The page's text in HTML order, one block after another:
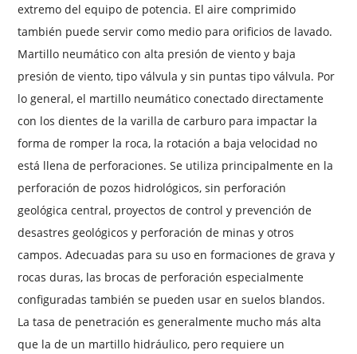
extremo del equipo de potencia. El aire comprimido
también puede servir como medio para orificios de lavado.
Martillo neumático con alta presión de viento y baja
presión de viento, tipo válvula y sin puntas tipo válvula. Por
lo general, el martillo neumático conectado directamente
con los dientes de la varilla de carburo para impactar la
forma de romper la roca, la rotación a baja velocidad no
está llena de perforaciones. Se utiliza principalmente en la
perforación de pozos hidrológicos, sin perforación
geológica central, proyectos de control y prevención de
desastres geológicos y perforación de minas y otros
campos. Adecuadas para su uso en formaciones de grava y
rocas duras, las brocas de perforación especialmente
configuradas también se pueden usar en suelos blandos.
La tasa de penetración es generalmente mucho más alta
que la de un martillo hidráulico, pero requiere un